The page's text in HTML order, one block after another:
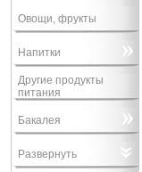
Овощи, фрукты
Напитки
Другие продукты
питания
Бакалея
Развернуть